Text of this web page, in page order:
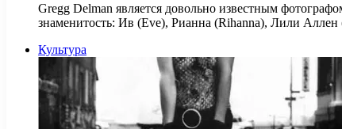
Gregg Delman является довольно известным
знаменитость: Ив (Eve), Рианна (Rihanna), Лили
Культура